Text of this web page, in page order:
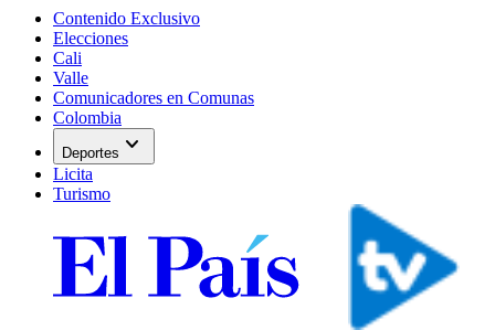
Contenido Exclusivo
Elecciones
Cali
Valle
Comunicadores en Comunas
Colombia
Deportes expand_more
Licita
Turismo